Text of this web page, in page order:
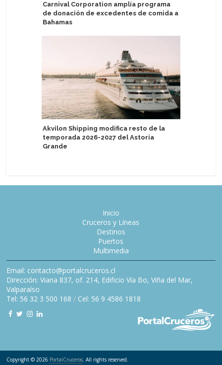
Carnival Corporation amplía programa
de donación de excedentes de comida a
Bahamas
Akvilon Shipping modifica resto de la
temporada 2026-2027 del Astoria
Grande
Inicio
Cruceros y Líneas
Destinos
Puertos
Multimedia
Email: contacto@portalcruceros.cl
Dirección: Viana 837, of. 214, Edificio Vía Bo, Viña del Mar,
Valparaíso
Tel: 56 32 3 500 168 / Cel: 56 9 4586 1818
Copyright © 2026 PortalCruceros. All rights reserved.